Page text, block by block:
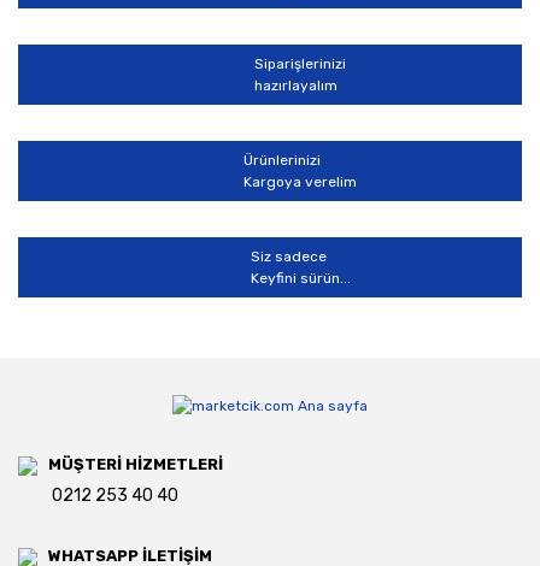
Siparişlerinizi
hazırlayalım
Ürünlerinizi
Kargoya verelim
Siz sadece
Keyfini sürün...
MÜŞTERİ HİZMETLERİ
0212 253 40 40
WHATSAPP İLETİŞİM